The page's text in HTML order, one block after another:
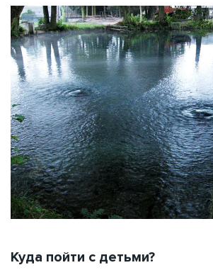
Куда пойти с детьми?